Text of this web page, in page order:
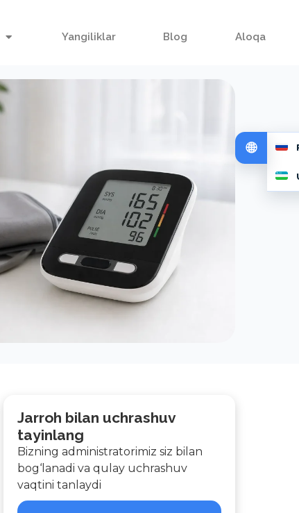
Yangiliklar Blog Aloqa
Jarroh bilan uchrashuv
tayinlang
Bizning administratorimiz siz bilan
bog‘lanadi va qulay uchrashuv
vaqtini tanlaydi